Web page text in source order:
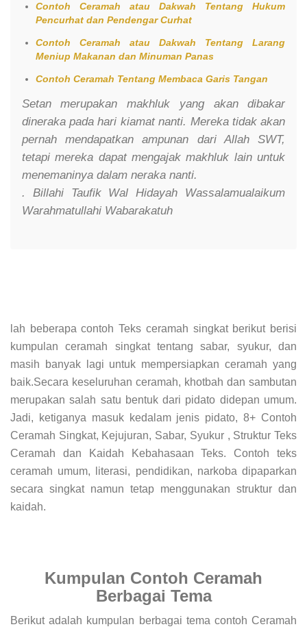
Contoh Ceramah atau Dakwah Tentang Hukum
Pencurhat dan Pendengar Curhat
Contoh Ceramah atau Dakwah Tentang Larang
Meniup Makanan dan Minuman Panas
Contoh Ceramah Tentang Membaca Garis Tangan
Setan merupakan makhluk yang akan dibakar
dineraka pada hari kiamat nanti. Mereka tidak akan
pernah mendapatkan ampunan dari Allah SWT,
tetapi mereka dapat mengajak makhluk lain untuk
menemaninya dalam neraka nanti.
. Billahi Taufik Wal Hidayah Wassalamualaikum
Warahmatullahi Wabarakatuh
lah beberapa contoh Teks ceramah singkat berikut berisi
kumpulan ceramah singkat tentang sabar, syukur, dan
masih banyak lagi untuk mempersiapkan ceramah yang
baik.Secara keseluruhan ceramah, khotbah dan sambutan
merupakan salah satu bentuk dari pidato didepan umum.
Jadi, ketiganya masuk kedalam jenis pidato, 8+ Contoh
Ceramah Singkat, Kejujuran, Sabar, Syukur , Struktur Teks
Ceramah dan Kaidah Kebahasaan Teks. Contoh teks
ceramah umum, literasi, pendidikan, narkoba dipaparkan
secara singkat namun tetap menggunakan struktur dan
kaidah.
Kumpulan Contoh Ceramah
Berbagai Tema
Berikut adalah kumpulan berbagai tema contoh Ceramah